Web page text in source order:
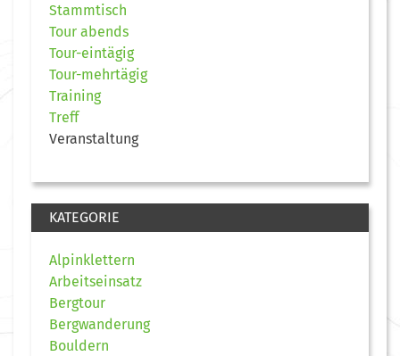
Stammtisch
Tour abends
Tour-eintägig
Tour-mehrtägig
Training
Treff
Veranstaltung
KATEGORIE
Alpinklettern
Arbeitseinsatz
Bergtour
Bergwanderung
Bouldern